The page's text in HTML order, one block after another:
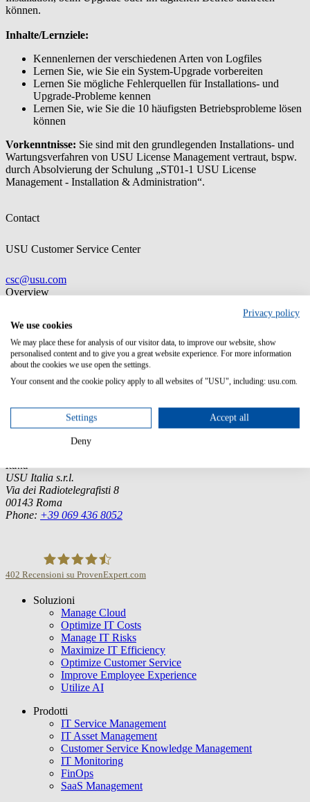
können.
Inhalte/Lernziele:
Kennenlernen der verschiedenen Arten von Logfiles
Lernen Sie, wie Sie ein System-Upgrade vorbereiten
Lernen Sie mögliche Fehlerquellen für Installations- und
Upgrade-Probleme kennen
Lernen Sie, wie Sie die 10 häufigsten Betriebsprobleme lösen
können
Vorkenntnisse: Sie sind mit den grundlegenden Installations- und
Wartungsverfahren von USU License Management vertraut, bspw.
durch Absolvierung der Schulung „ST01-1 USU License
Management - Installation & Administration“.
Contact
USU Customer Service Center
csc@usu.com
Overview
Germany (Headquarter)
71696 Möglingen
+49 7141 4867-0
Italia
USU Italia s.r.l.
Via dei Radiotelegrafisti 8
00143 Roma
Phone: +39 069 436 8052
USU GmbH
402 Recensioni su ProvenExpert.com
Soluzioni
Manage Cloud
Optimize IT Costs
Manage IT Risks
Maximize IT Efficiency
Optimize Customer Service
Improve Employee Experience
Utilize AI
Prodotti
IT Service Management
IT Asset Management
Customer Service Knowledge Management
IT Monitoring
FinOps
SaaS Management
Privacy policy
We use cookies
We may place these for analysis of our visitor data, to improve our website, show
personalised content and to give you a great website experience. For more information
about the cookies we use open the settings.
Your consent and the cookie policy apply to all websites of "USU", including: usu.com.
Settings Accept all
Deny